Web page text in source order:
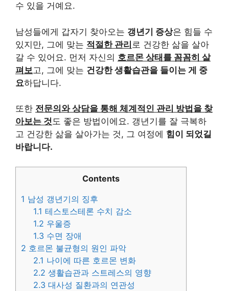
수 있을 거예요.
남성들에게 갑자기 찾아오는 갱년기 증상은 힘들 수
있지만, 그에 맞는 적절한 관리 로 건강한 삶을 살아
갈 수 있어요. 먼저 자신의 호르몬 상태를 꼼꼼히 살
펴보고, 그에 맞는 건강한 생활습관을 들이는 게 중
요하답니다.
또한 전문의와 상담을 통해 체계적인 관리 방법을 찾
아보는 것도 좋은 방법이에요. 갱년기를 잘 극복하
고 건강한 삶을 살아가는 것, 그 여정에 힘이 되었길
바랍니다.
Contents
1 남성 갱년기의 징후
1.1 테스토스테론 수치 감소
1.2 우울증
1.3 수면 장애
2 호르몬 불균형의 원인 파악
2.1 나이에 따른 호르몬 변화
2.2 생활습관과 스트레스의 영향
2.3 대사성 질환과의 연관성